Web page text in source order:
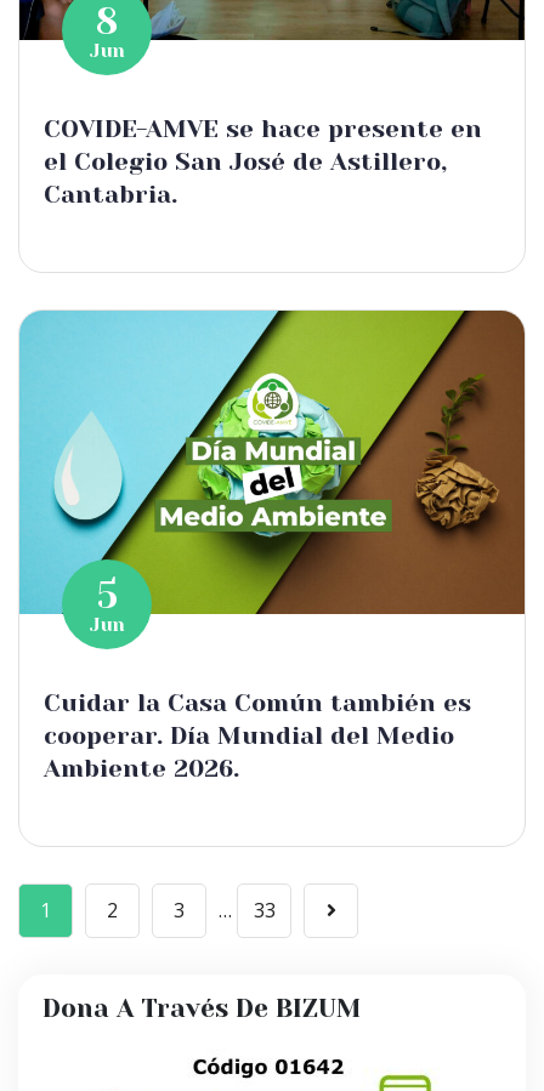
8
Jun
COVIDE-AMVE se hace presente en
el Colegio San José de Astillero,
Cantabria.
5
Jun
Cuidar la Casa Común también es
cooperar. Día Mundial del Medio
Ambiente 2026.
1 2 3 … 33
Dona A Través De BIZUM